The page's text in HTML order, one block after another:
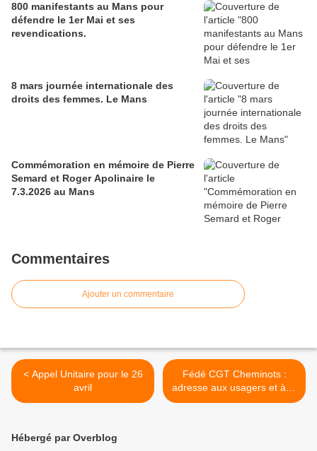
800 manifestants au Mans pour
défendre le 1er Mai et ses
revendications.
8 mars journée internationale des
droits des femmes. Le Mans
Commémoration en mémoire de Pierre
Semard et Roger Apolinaire le
7.3.2026 au Mans
Commentaires
Ajouter un commentaire
< Appel Unitaire pour le 26
avril
Fédé CGT Cheminots :
adresse aux usagers et à la
population >
Hébergé par Overblog